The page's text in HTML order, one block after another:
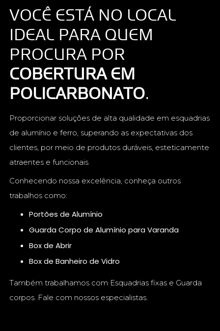
VOCÊ ESTÁ NO LOCAL
IDEAL PARA QUEM
PROCURA POR
COBERTURA EM
POLICARBONATO.
Proporcionar soluções de alta qualidade em esquadrias
de alumínio e ferro, superando as expectativas dos
clientes, por meio de produtos duráveis, esteticamente
atraentes e funcionais
Conhecendo nossa excelência, conheça outros
trabalhos como:
Portões de Alumínio
Guarda Corpo de Alumínio para Varanda
Box de Abrir
Box de Banheiro de Vidro
Também trabalhamos com Esquadrias fixas e Guarda
corpos. Fale com nossos especialistas.